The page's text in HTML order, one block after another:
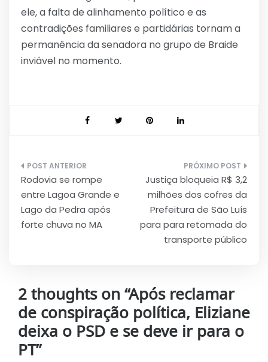
ele, a falta de alinhamento político e as
contradições familiares e partidárias tornam a
permanência da senadora no grupo de Braide
inviável no momento.
Navegação
de
Post
Rodovia se rompe
entre Lagoa Grande e
Lago da Pedra após
forte chuva no MA
Justiça bloqueia R$ 3,2
milhões dos cofres da
Prefeitura de São Luís
para para retomada do
transporte público
2 thoughts on “Após reclamar
de conspiração política, Eliziane
deixa o PSD e se deve ir para o
PT”